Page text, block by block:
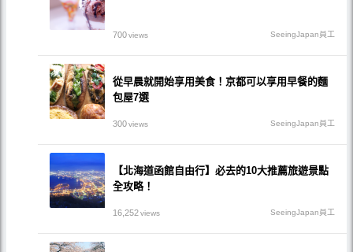
700views SeeingJapan員工
從早晨就開始享用美食！京都可以享用早餐的麵
包屋7選
300views SeeingJapan員工
【北海道函館自由行】必去的10大推薦旅遊景點
全攻略！
16,252views SeeingJapan員工